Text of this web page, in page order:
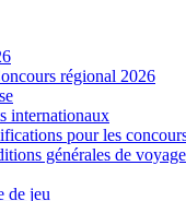
régional 2026
internationaux
pour les
générales de voyage
de jeu